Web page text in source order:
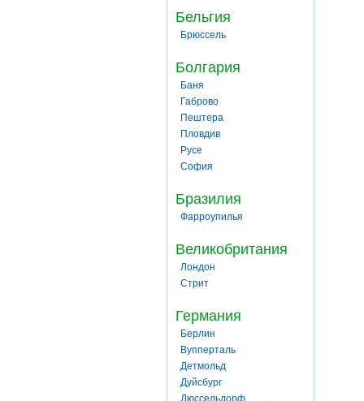
Бельгия
Брюссель
Болгария
Баня
Габрово
Пештера
Пловдив
Русе
София
Бразилия
Фарроупилья
Великобритания
Лондон
Стрит
Германия
Берлин
Вупперталь
Детмольд
Дуйсбург
Дюссельдорф